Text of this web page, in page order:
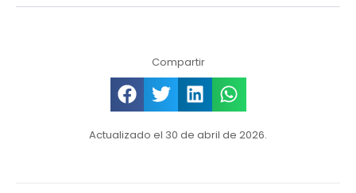
Compartir
Actualizado el 30 de abril de 2026.